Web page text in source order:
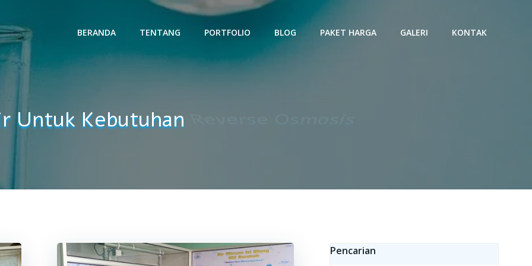
BERANDA TENTANG PORTFOLIO BLOG PAKET HARGA GALERI KONTAK
Untuk Kebutuhan
Pencarian